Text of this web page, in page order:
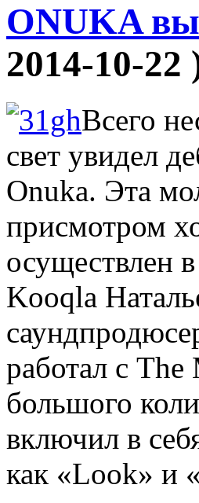
ONUKA
2014-10-22
Всего
свет увидел
Onuka. Эта
присмотром
осуществлен
Kooqla
работал с
большого
включил в
как «Look» и